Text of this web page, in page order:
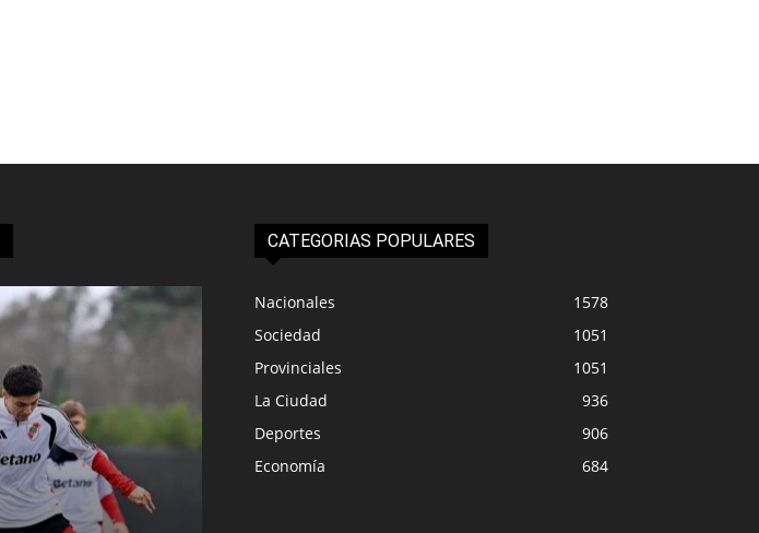
CATEGORIAS POPULARES
Nacionales
1578
Sociedad
1051
Provinciales
1051
La Ciudad
936
Deportes
906
Economía
684